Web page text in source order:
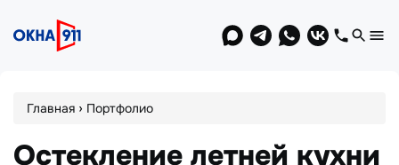
to
navigation
Вы
Главная › Портфолио
Остекление летней кухни